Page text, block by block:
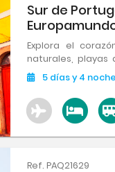
Sur de
Explora el
naturales, playas
paisajes
enriquecedora
aventura
5 díasy 4
Ref. PAQ21629